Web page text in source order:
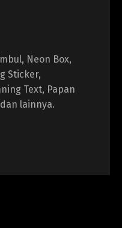
Neon Box,
Sticker,
Text, Papan
lainnya.